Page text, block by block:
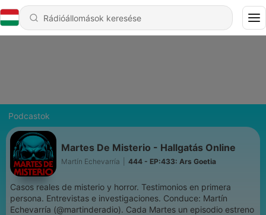
Podcastok
Martes De Misterio - Hallgatás Online
Martín Echevarría 444 - EP:433: Ars Goetia
Casos reales de misterio y horror. Testimonios en primera
persona. Entrevistas e investigaciones. Conduce: Martín
Echevarría (@martinderadio). Cada Martes un episodio estreno